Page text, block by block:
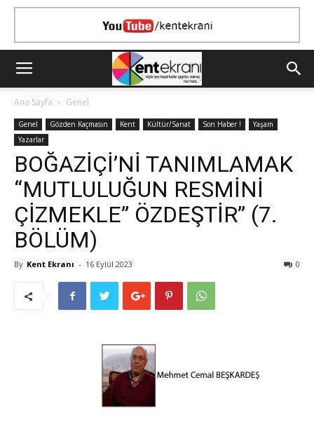
Ana Sayfa Genel
Genel Gözden Kaçmasın Kent Kültür/Sanat Son Haber !
Yaşam
Yazarlar
BOĞAZİÇİ’Nİ TANIMLAMAK
“MUTLULUĞUN RESMİNİ
ÇİZMEKLE” ÖZDEŞTİR” (7.
BÖLÜM)
By Kent Ekranı - 16 Eylül 2023 0